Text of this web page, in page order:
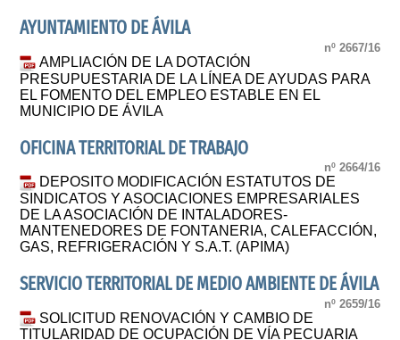
AYUNTAMIENTO DE ÁVILA
nº 2667/16
AMPLIACIÓN DE LA DOTACIÓN
PRESUPUESTARIA DE LA LÍNEA DE AYUDAS PARA
EL FOMENTO DEL EMPLEO ESTABLE EN EL
MUNICIPIO DE ÁVILA
OFICINA TERRITORIAL DE TRABAJO
nº 2664/16
DEPOSITO MODIFICACIÓN ESTATUTOS DE
SINDICATOS Y ASOCIACIONES EMPRESARIALES
DE LA ASOCIACIÓN DE INTALADORES-
MANTENEDORES DE FONTANERIA, CALEFACCIÓN,
GAS, REFRIGERACIÓN Y S.A.T. (APIMA)
SERVICIO TERRITORIAL DE MEDIO AMBIENTE DE ÁVILA
nº 2659/16
SOLICITUD RENOVACIÓN Y CAMBIO DE
TITULARIDAD DE OCUPACIÓN DE VÍA PECUARIA